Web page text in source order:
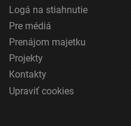
Logá na stiahnutie
Pre médiá
Prenájom majetku
Projekty
Kontakty
Upraviť cookies